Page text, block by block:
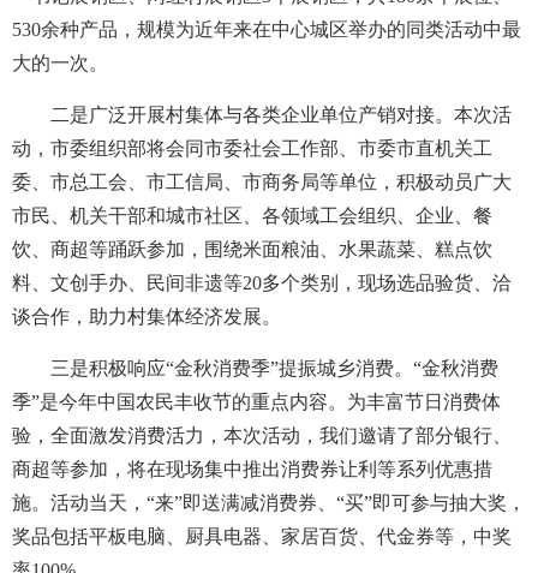
530余种产品，规模为近年来在中心城区举办的同类活动中最
大的一次。
二是广泛开展村集体与各类企业单位产销对接。本次活
动，市委组织部将会同市委社会工作部、市委市直机关工
委、市总工会、市工信局、市商务局等单位，积极动员广大
市民、机关干部和城市社区、各领域工会组织、企业、餐
饮、商超等踊跃参加，围绕米面粮油、水果蔬菜、糕点饮
料、文创手办、民间非遗等20多个类别，现场选品验货、洽
谈合作，助力村集体经济发展。
三是积极响应“金秋消费季”提振城乡消费。“金秋消费
季”是今年中国农民丰收节的重点内容。为丰富节日消费体
验，全面激发消费活力，本次活动，我们邀请了部分银行、
商超等参加，将在现场集中推出消费券让利等系列优惠措
施。活动当天，“来”即送满减消费券、“买”即可参与抽大奖，
奖品包括平板电脑、厨具电器、家居百货、代金券等，中奖